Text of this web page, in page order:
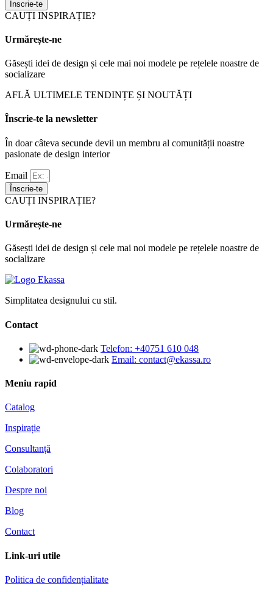
Înscrie-te
CAUȚI INSPIRAȚIE?
Urmărește-ne
Găsești idei de design și cele mai noi modele pe rețelele noastre de
socializare
AFLĂ ULTIMELE TENDINȚE ȘI NOUTĂȚI
Înscrie-te la newsletter
În doar câteva secunde devii un membru al comunității noastre
pasionate de design interior
Email
Înscrie-te
CAUȚI INSPIRAȚIE?
Urmărește-ne
Găsești idei de design și cele mai noi modele pe rețelele noastre de
socializare
Simplitatea designului cu stil.
Contact
Telefon: +40751 610 048
Email: contact@ekassa.ro
Meniu rapid
Catalog
Inspirație
Consultanță
Colaboratori
Despre noi
Blog
Contact
Link-uri utile
Politica de confidențialitate